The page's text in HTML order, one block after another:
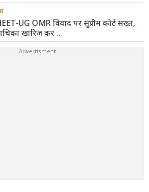
UG OMR विवाद पर सुप्रीम कोर्ट सख्त,
खारिज कर ..